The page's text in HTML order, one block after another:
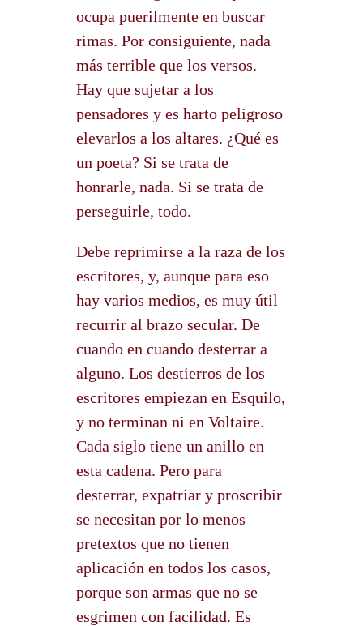
ocupa puerilmente en buscar
rimas. Por consiguiente, nada
más terrible que los versos.
Hay que sujetar a los
pensadores y es harto peligroso
elevarlos a los altares. ¿Qué es
un poeta? Si se trata de
honrarle, nada. Si se trata de
perseguirle, todo.
Debe reprimirse a la raza de los
escritores, y, aunque para eso
hay varios medios, es muy útil
recurrir al brazo secular. De
cuando en cuando desterrar a
alguno. Los destierros de los
escritores empiezan en Esquilo,
y no terminan ni en Voltaire.
Cada siglo tiene un anillo en
esta cadena. Pero para
desterrar, expatriar y proscribir
se necesitan por lo menos
pretextos que no tienen
aplicación en todos los casos,
porque son armas que no se
esgrimen con facilidad. Es